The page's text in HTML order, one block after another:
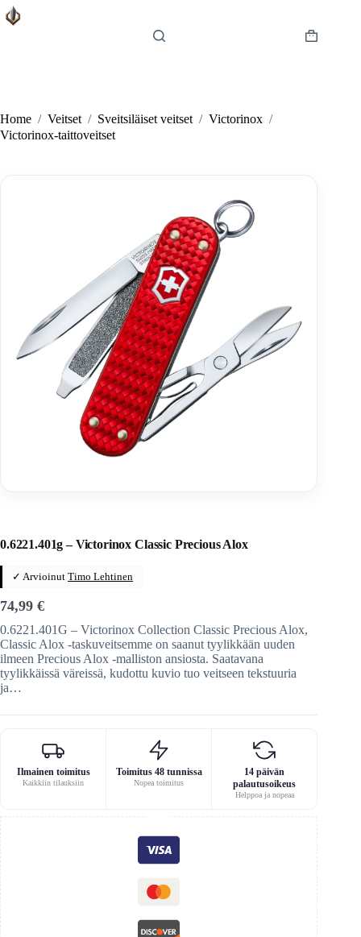
Skip
to
Shopping
Home / Veitset / Sveitsiläiset veitset / Victorinox /
Victorinox-taittoveitset
0.6221.401g – Victorinox Classic Precious Alox
✓ Arvioinut Timo Lehtinen
74,99 €
0.6221.401G – Victorinox Collection Classic Precious Alox,
Classic Alox -taskuveitsemme on saanut tyylikkään uuden
ilmeen Precious Alox -malliston ansiosta. Saatavana
tyylikkäissä väreissä, kudottu kuvio tuo veitseen tekstuuria
ja…
Ilmainen toimitus
Kaikkiin tilauksiin
Toimitus 48 tunnissa
Nopea toimitus
14 päivän
palautusoikeus
Helppoa ja nopeaa